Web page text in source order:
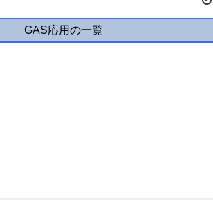
GAS応用の一覧